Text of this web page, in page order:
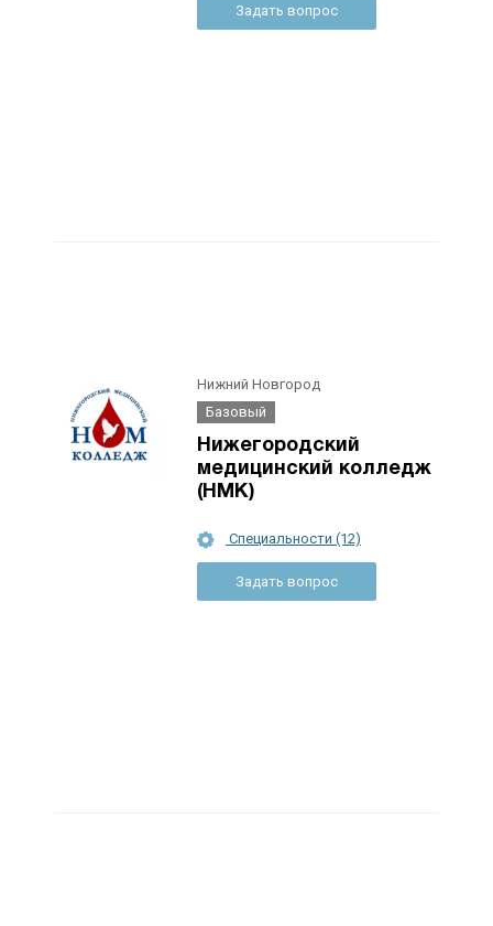
Задать вопрос
Нижний Новгород
Базовый
Нижегородский
медицинский колледж
(НМК)
Специальности (12)
Задать вопрос